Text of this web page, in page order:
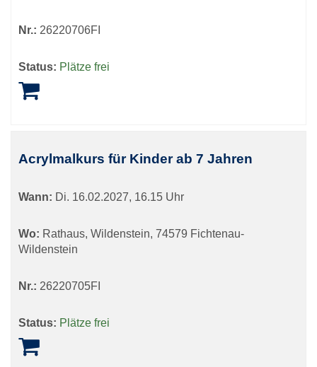
Nr.: 26220706FI
Status: Plätze frei
Acrylmalkurs für Kinder ab 7 Jahren
Wann: Di. 16.02.2027, 16.15 Uhr
Wo: Rathaus, Wildenstein, 74579 Fichtenau-
Wildenstein
Nr.: 26220705FI
Status: Plätze frei